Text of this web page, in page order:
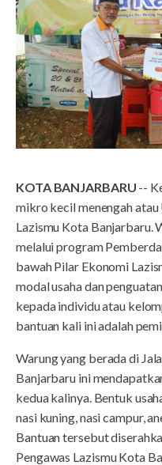
KOTA BANJARBARU --
mikro kecil menengah
Lazismu Kota Banjarbaru.
melalui program
bawah Pilar Ekonomi
modal usaha dan
kepada individu atau
bantuan kali ini adalah
Warung yang berada di
Banjarbaru ini
kedua kalinya. Bentuk
nasi kuning, nasi campur,
Bantuan tersebut
Pengawas Lazismu Kota